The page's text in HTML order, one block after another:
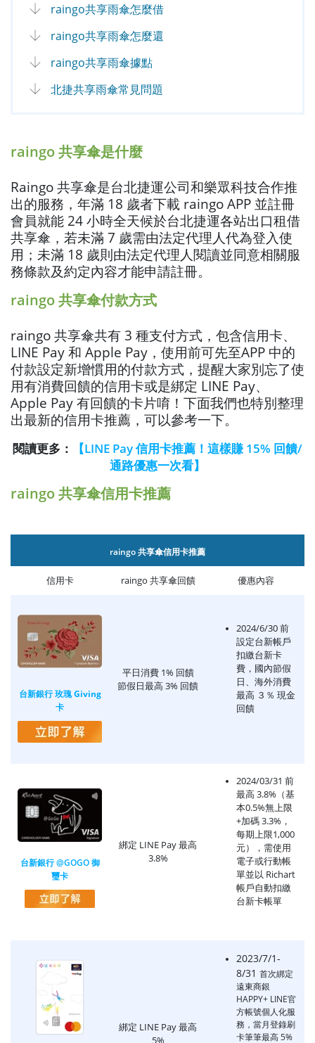
raingo共享雨傘怎麼借
raingo共享雨傘怎麼還
raingo共享雨傘據點
北捷共享雨傘常見問題
raingo 共享傘是什麼
Raingo 共享傘是台北捷運公司和樂眾科技合作推
出的服務，年滿 18 歲者下載 raingo APP 並註冊
會員就能 24 小時全天候於台北捷運各站出口租借
共享傘，若未滿 7 歲需由法定代理人代為登入使
用；未滿 18 歲則由法定代理人閱讀並同意相關服
務條款及約定內容才能申請註冊。
raingo 共享傘付款方式
raingo 共享傘共有 3 種支付方式，包含信用卡、
LINE Pay 和 Apple Pay，使用前可先至APP 中的
付款設定新增慣用的付款方式，提醒大家別忘了使
用有消費回饋的信用卡或是綁定 LINE Pay、
Apple Pay 有回饋的卡片唷！下面我們也特別整理
出最新的信用卡推薦，可以參考一下。
閱讀更多：
【LINE Pay 信用卡推薦！這樣賺 15% 回饋/
通路優惠一次看】
raingo 共享傘信用卡推薦
raingo 共享傘信用卡推薦
信用卡 raingo 共享傘回饋 優惠內容
台新銀行 玫瑰 Giving
卡
平日消費 1% 回饋
節假日最高 3% 回饋
2024/6/30 前
設定台新帳戶
扣繳台新卡
費，國內節假
日、海外消費
最高 ３％ 現金
回饋
台新銀行 @GOGO 御
璽卡
綁定 LINE Pay 最高
3.8%
2024/03/31 前
最高 3.8%（基
本0.5%無上限
+加碼 3.3%，
每期上限1,000
元），需使用
電子或行動帳
單並以 Richart
帳戶自動扣繳
台新卡帳單
綁定 LINE Pay 最高
5%
2023/7/1-
8/31 首次綁定
遠東商銀
HAPPY+ LINE官
方帳號個人化服
務，當月登錄刷
卡筆筆最高 5%